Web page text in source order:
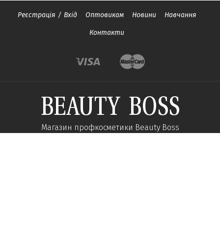
Реєстрація / Вхід Оптовикам Новини Навчання
Контакти
Магазин профкосметики Beauty Boss